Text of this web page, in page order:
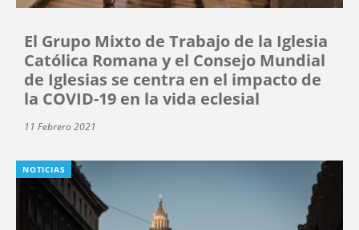
El Grupo Mixto de Trabajo de la Iglesia
Católica Romana y el Consejo Mundial
de Iglesias se centra en el impacto de
la COVID-19 en la vida eclesial
11 Febrero 2021
NOTICIAS